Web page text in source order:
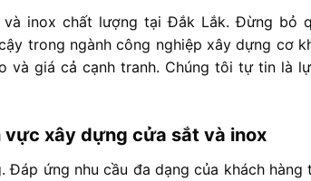
inox chất lượng tại Đắk Lắk. Đừng bỏ
trong ngành công nghiệp xây dựng cơ
và giá cả cạnh tranh. Chúng tôi tự tin là
vực xây dựng cửa sắt và inox
ứng nhu cầu đa dạng của khách hàng